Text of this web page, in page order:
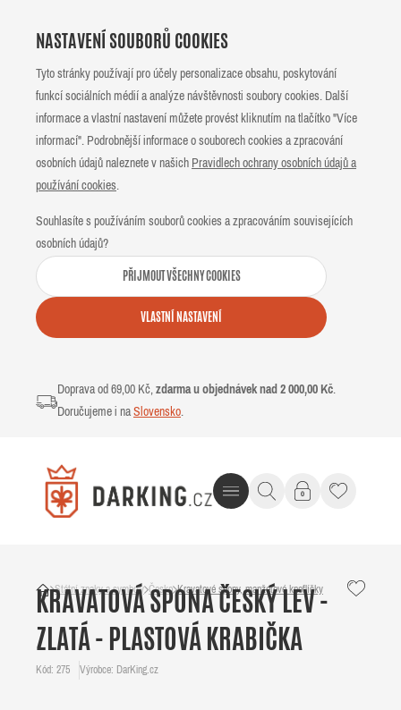
NASTAVENÍ SOUBORŮ COOKIES
Tyto stránky používají pro účely personalizace obsahu, poskytování
funkcí sociálních médií a analýze návštěvnosti soubory cookies. Další
informace a vlastní nastavení můžete provést kliknutím na tlačítko "Více
informací". Podrobnější informace o souborech cookies a zpracování
osobních údajů naleznete v našich Pravidlech ochrany osobních údajů a
používání cookies.
Souhlasíte s používáním souborů cookies a zpracováním souvisejících
osobních údajů?
PŘIJMOUT VŠECHNY COOKIES
VLASTNÍ NASTAVENÍ
Doprava od 69,00 Kč,zdarma u objednávek nad 2 000,00 Kč.
Doručujeme i naSlovensko.
Státní znaky a symboly Česko Kravatové spony, manžetové knoflíčky
KRAVATOVÁ SPONA ČESKÝ LEV -
ZLATÁ - PLASTOVÁ KRABIČKA
Kód: 275 Výrobce: DarKing.cz